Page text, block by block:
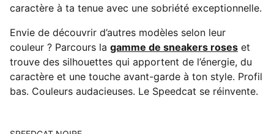
caractère à ta tenue avec une sobriété exceptionnelle.
Envie de découvrir d’autres modèles selon leur
couleur ? Parcours la gamme de sneakers roses et
trouve des silhouettes qui apportent de l’énergie, du
caractère et une touche avant-garde à ton style. Profil
bas. Couleurs audacieuses. Le Speedcat se réinvente.